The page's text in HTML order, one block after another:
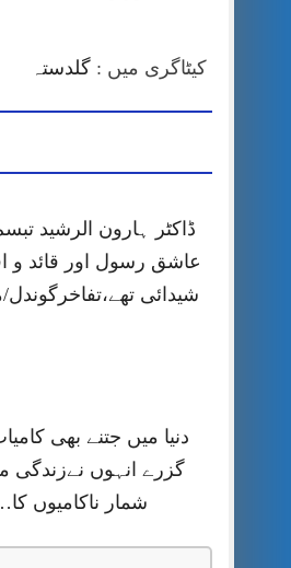
کیٹاگری میں : گلدستہ
ڈاکٹر ہارون الرشید
عاشق رسول اور قائد و
شیدائی
دنیا میں جتنے بھی
گزرے انہوں نےزندگی
شمار ناکامیوں